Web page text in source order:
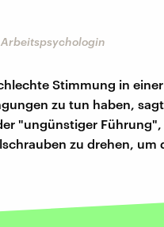
Arbeitspsychologin
Stimmung in
zu tun haben,
"ungünstiger
zu drehen, um